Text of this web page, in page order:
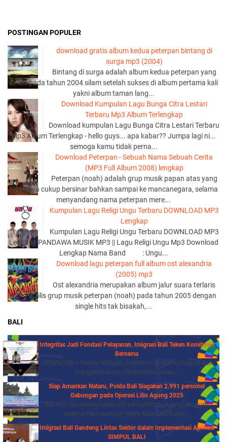
POSTINGAN POPULER
download gratis album kedua peterpan bintang di
surga mp3 (2004)
Bintang di surga adalah album kedua peterpan yang
di rilis pada tahun 2004 silam setelah sukses di album pertama kali
yakni album taman lang...
Download Kumpulan Lagu Bunga Citra Lestari
Terbaru Mp3 Album Terlengkap
Download kumpulan Lagu Bunga Citra Lestari Terbaru
Mp3 Album Terlengkap - hello guys... apa kabar?? Jumpa lagi ni...
semoga kamu tidak perna...
Download Peterpan - Sebuah Nama Sebuah Cerita
(MP3 Full Album 2008) lengkap
Peterpan (noah) adalah grup musik papan atas yang
namanya cukup bersinar bahkan sampai ke mancanegara, selama
menyandang nama peterpan mere...
Kumpulan Lagu Religi Ungu Terbaru DOWNLOAD MP3
Lengkap
Kumpulan Lagu Religi Ungu Terbaru DOWNLOAD MP3
Lengkap PANDAWA MUSIK MP3 || Lagu Religi Ungu Mp3 Download
Lengkap Nama Band : Ungu...
Download lagu peterpan full album ost alexandria
(2005) mp3
Ost alexandria merupakan album jalur suara terlaris
yang di rilis grup musik peterpan (noah) pada tahun 2005 dengan
single hits tak bisakah,...
BALI
Integritas Jadi Fondasi Pelayanan, Imigrasi Bali Teken Komitmen
Bersama
DENPASAR – Kantor Wilayah Direktorat Jenderal Imigrasi Bali
menggelar acara Penandatanganan...
Siap Amankan Nataru, Polda Bali Siagakan 2.991 personel
Gabungan pada Operasi Lilin Agung 2025
BALI - Untuk menciptakan situasi kamtibmas yang kondusif
selama Perayaan Hari Raya Natal 2025 dan...
Imigrasi Bali Gandeng Lintas Sektor dalam Implementasi Aplikasi
SIMPUL BALI